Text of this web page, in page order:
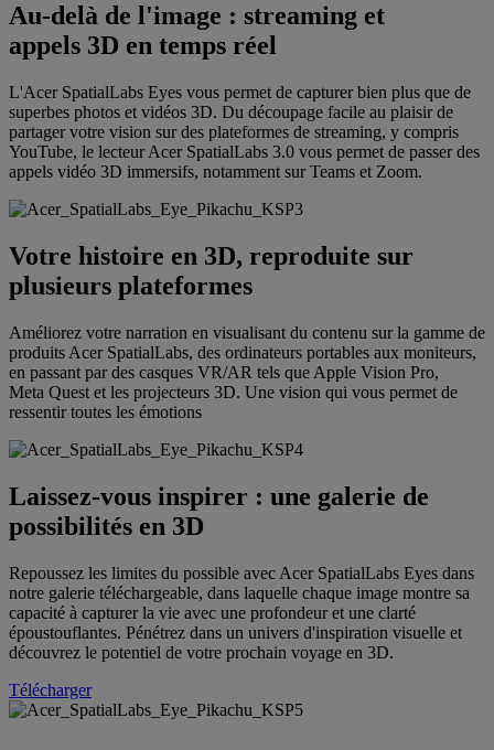
Au-delà de l'image : streaming et
appels 3D en temps réel
L'Acer SpatialLabs Eyes vous permet de capturer bien plus que de
superbes photos et vidéos 3D. Du découpage facile au plaisir de
partager votre vision sur des plateformes de streaming, y compris
YouTube, le lecteur Acer SpatialLabs 3.0 vous permet de passer des
appels vidéo 3D immersifs, notamment sur Teams et Zoom.
Votre histoire en 3D, reproduite sur
plusieurs plateformes
Améliorez votre narration en visualisant du contenu sur la gamme de
produits Acer SpatialLabs, des ordinateurs portables aux moniteurs,
en passant par des casques VR/AR tels que Apple Vision Pro,
Meta Quest et les projecteurs 3D. Une vision qui vous permet de
ressentir toutes les émotions
Laissez-vous inspirer : une galerie de
possibilités en 3D
Repoussez les limites du possible avec Acer SpatialLabs Eyes dans
notre galerie téléchargeable, dans laquelle chaque image montre sa
capacité à capturer la vie avec une profondeur et une clarté
époustouflantes. Pénétrez dans un univers d'inspiration visuelle et
découvrez le potentiel de votre prochain voyage en 3D.
Télécharger